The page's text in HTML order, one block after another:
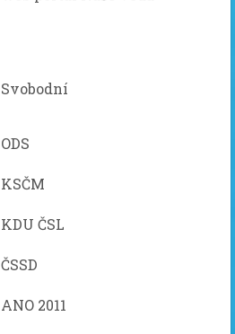
Svobodní
ODS
KSČM
KDU ČSL
ČSSD
ANO 2011